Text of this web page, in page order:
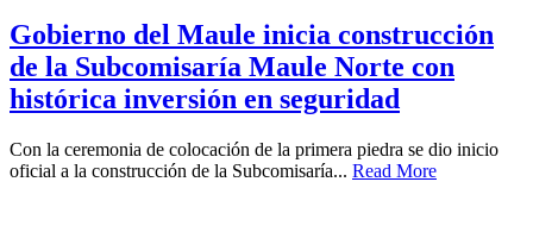
Gobierno del Maule inicia construcción
de la Subcomisaría Maule Norte con
histórica inversión en seguridad
Con la ceremonia de colocación de la primera piedra se dio inicio
oficial a la construcción de la Subcomisaría... Read More